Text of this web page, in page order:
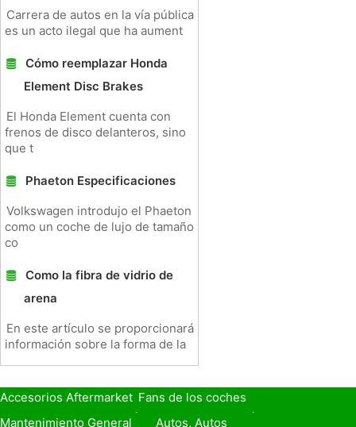
Carrera de autos en la vía pública
es un acto ilegal que ha aument
Cómo reemplazar Honda
Element Disc Brakes
El Honda Element cuenta con
frenos de disco delanteros, sino
que t
Phaeton Especificaciones
Volkswagen introdujo el Phaeton
como un coche de lujo de tamaño
co
Como la fibra de vidrio de
arena
En este artículo se proporcionará
información sobre la forma de la
Accesorios Aftermarket Fans de los coches
Seguro de Coche
Préstamos y Financiación
Mantenimiento General Autos, Autos